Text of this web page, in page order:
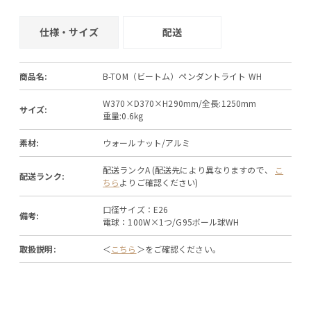
仕様・サイズ 配送
商品名: B-TOM（ビートム）ペンダントライト WH
サイズ:
W370×D370×H290mm/全長:1250mm
重量:0.6kg
素材: ウォールナット/アルミ
配送ランク:
配送ランクA (配送先により異なりますので、
こ
ちらよりご確認ください)
備考:
口径サイズ：E26
電球：100W×1つ/G95ボール球WH
取扱説明: ＜こちら ＞をご確認ください。